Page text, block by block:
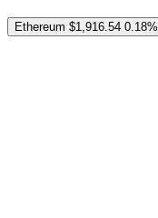
Ethereum $1,916.54 0.18%